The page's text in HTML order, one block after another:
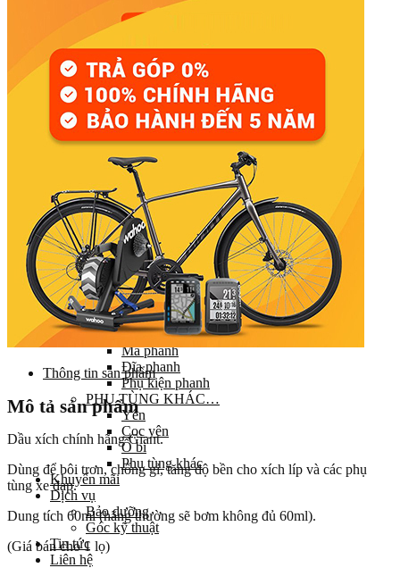
Đùi đĩa
Gạt líp / Gạt đĩa
Xích (Sên)
Líp
Pedal (Bàn đạp)
HỆ THỐNG CHUYỂN ĐỘNG
Trục giữa
Moay ơ
Vành xe (Niềng)
Săm xe (Ruột xe)
Lốp xe (Vỏ xe)
Nan hoa (Căm)
HỆ THỐNG LÁI
Ghi đông (Tay lái)
Pô tăng
Cổ phuộc
Phuộc (Giảm xóc)
HỆ THỐNG PHANH
Bộ phanh / Cụm phanh
Tay phanh / Dây
Má phanh
Đĩa phanh
Phụ kiện phanh
PHỤ TÙNG KHÁC…
Yên
Cọc yên
Ổ bi
Phụ tùng khác
Khuyến mãi
Dịch vụ
Bảo dưỡng
Góc kỹ thuật
Tin tức
Liên hệ
Thông tin sản phẩm
Mô tả sản phẩm
Dầu xích chính hãng Giant.
Dùng để bôi trơn, chống gỉ, tăng độ bền cho xích líp và các phụ
tùng xe đạp.
Dung tích 60ml (hãng thường sẽ bơm không đủ 60ml).
(Giá bán cho 1 lọ)